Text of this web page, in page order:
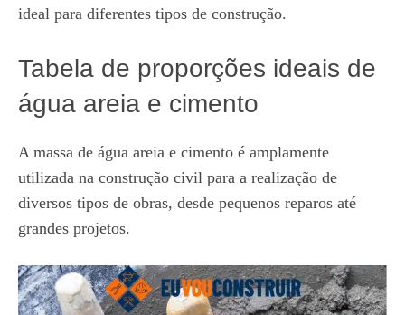
ideal para diferentes tipos de construção.
Tabela de proporções ideais de
água areia e cimento
A massa de água areia e cimento é amplamente
utilizada na construção civil para a realização de
diversos tipos de obras, desde pequenos reparos até
grandes projetos.